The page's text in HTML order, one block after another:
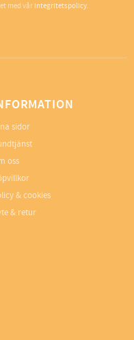
med vårintegritetspolicy.
sidor
oss
& cookies
& retur